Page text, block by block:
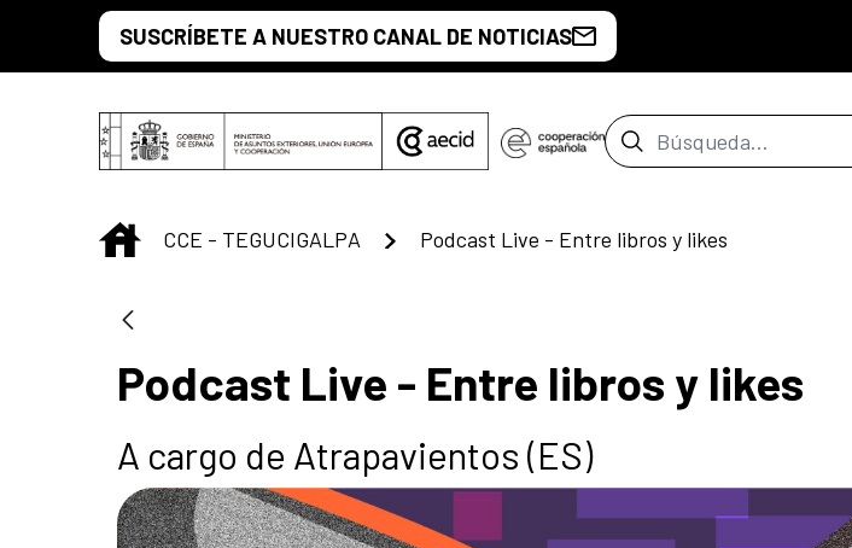
Saltar al contenido principal
SUSCRÍBETE A NUESTRO CANAL DE NOTICIAS
Barra de búsqueda
INICIO
CCE - TEGUCIGALPA Podcast Live - Entre libros y likes
Podcast Live - Entre libros y likes
A cargo de Atrapavientos (ES)